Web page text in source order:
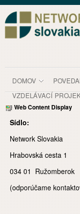
DOMOV
VZDELÁVACÍ
Web Content Display
Sídlo:
Network Slovakia
Hrabovská cesta 1
034 01 Ružomberok
(odporúčame